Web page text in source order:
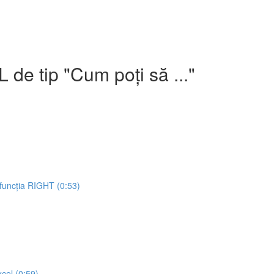
de tip "Cum poți să ..."
RIGHT (0:53)